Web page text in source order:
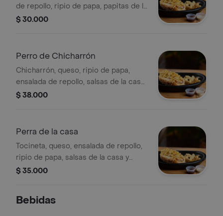
de repollo, ripio de papa, papitas de la
casa y salsas de la casa.
$ 30.000
Perro de Chicharrón
Chicharrón, queso, ripio de papa,
ensalada de repollo, salsas de la casa
y papitas de la casa.
$ 38.000
Perra de la casa
Tocineta, queso, ensalada de repollo,
ripio de papa, salsas de la casa y
papitas de la casa.
$ 35.000
Bebidas